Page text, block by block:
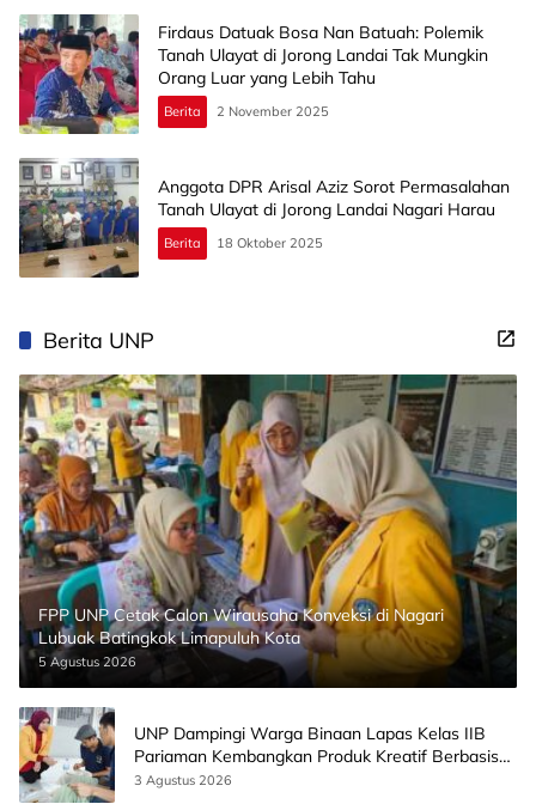
Firdaus Datuak Bosa Nan Batuah: Polemik
Tanah Ulayat di Jorong Landai Tak Mungkin
Orang Luar yang Lebih Tahu
Berita 2 November 2025
Anggota DPR Arisal Aziz Sorot Permasalahan
Tanah Ulayat di Jorong Landai Nagari Harau
Berita 18 Oktober 2025
Berita UNP
FPP UNP Cetak Calon Wirausaha Konveksi di Nagari
Lubuak Batingkok Limapuluh Kota
5 Agustus 2026
UNP Dampingi Warga Binaan Lapas Kelas IIB
Pariaman Kembangkan Produk Kreatif Berbasis
AI
3 Agustus 2026